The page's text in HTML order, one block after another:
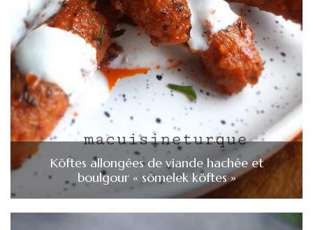
Köftes allongées de viande hachée et
boulgour « sömelek köftes »